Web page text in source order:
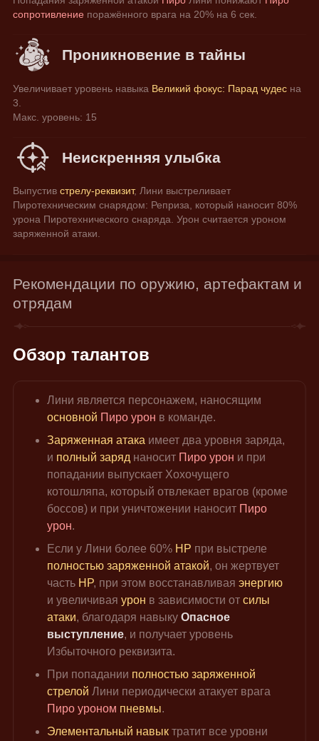
сопротивление поражённого врага на 20% на 6 сек.
Проникновение в тайны
Увеличивает уровень навыка Великий фокус: Парад чудес на
3.
Макс. уровень: 15
Неискренняя улыбка
Выпустив стрелу-реквизит, Лини выстреливает
Пиротехническим снарядом: Реприза, который наносит 80%
урона Пиротехнического снаряда. Урон считается уроном
заряженной атаки.
Рекомендации по оружию, артефактам и
отрядам
Обзор талантов
Лини является персонажем, наносящим
основной Пиро урон в команде.
Заряженная атака имеет два уровня заряда,
и полный заряд наносит Пиро урон и при
попадании выпускает Хохочущего
котошляпа, который отвлекает врагов (кроме
боссов) и при уничтожении наносит Пиро
урон.
Если у Лини более 60% HP при выстреле
полностью заряженной атакой, он жертвует
часть HP, при этом восстанавливая энергию
и увеличивая урон в зависимости от силы
атаки, благодаря навыку Опасное
выступление, и получает уровень
Избыточного реквизита.
При попадании полностью заряженной
стрелой Лини периодически атакует врага
Пиро уроном пневмы.
Элементальный навык тратит все уровни